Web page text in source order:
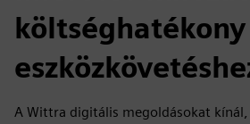
költséghatékony
A Wittra digitális megoldásokat